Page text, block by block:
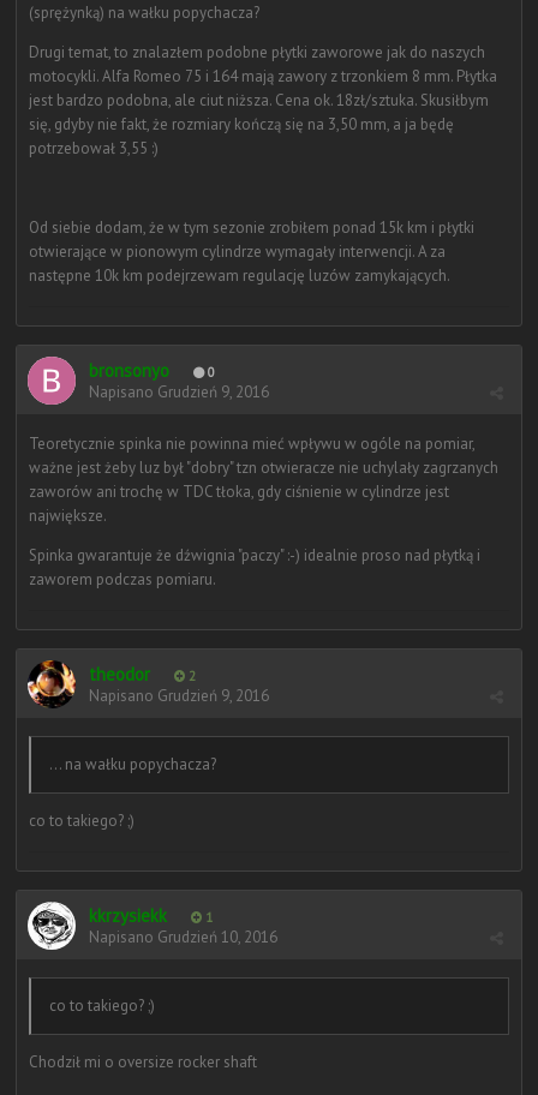
(sprężynką) na wałku popychacza?
Drugi temat, to znalazłem podobne płytki zaworowe jak do naszych
motocykli. Alfa Romeo 75 i 164 mają zawory z trzonkiem 8 mm. Płytka
jest bardzo podobna, ale ciut niższa. Cena ok. 18zł/sztuka. Skusiłbym
się, gdyby nie fakt, że rozmiary kończą się na 3,50 mm, a ja będę
potrzebował 3,55 :)
Od siebie dodam, że w tym sezonie zrobiłem ponad 15k km i płytki
otwierające w pionowym cylindrze wymagały interwencji. A za
następne 10k km podejrzewam regulację luzów zamykających.
bronsonyo 0
Napisano Grudzień 9, 2016
Teoretycznie spinka nie powinna mieć wpływu w ogóle na pomiar,
ważne jest żeby luz był "dobry" tzn otwieracze nie uchylały zagrzanych
zaworów ani trochę w TDC tłoka, gdy ciśnienie w cylindrze jest
największe.
Spinka gwarantuje że dźwignia "paczy" :-) idealnie proso nad płytką i
zaworem podczas pomiaru.
theodor 2
Napisano Grudzień 9, 2016
... na wałku popychacza?
co to takiego? ;)
kkrzysiekk 1
Napisano Grudzień 10, 2016
co to takiego? ;)
Chodził mi o oversize rocker shaft